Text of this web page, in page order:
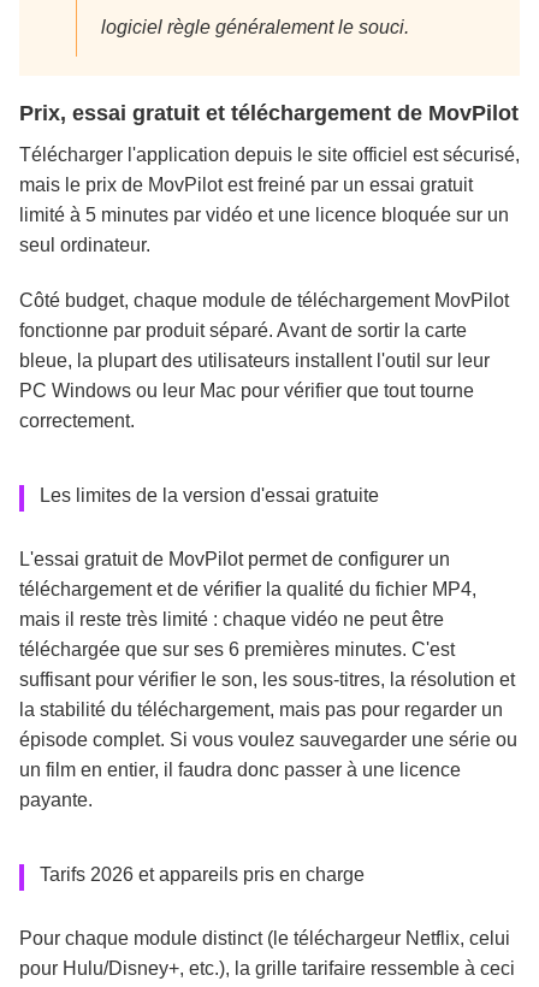
logiciel règle généralement le souci.
Prix, essai gratuit et téléchargement de MovPilot
Télécharger l'application depuis le site officiel est sécurisé,
mais le prix de MovPilot est freiné par un essai gratuit
limité à 5 minutes par vidéo et une licence bloquée sur un
seul ordinateur.
Côté budget, chaque module de téléchargement MovPilot
fonctionne par produit séparé. Avant de sortir la carte
bleue, la plupart des utilisateurs installent l'outil sur leur
PC Windows ou leur Mac pour vérifier que tout tourne
correctement.
Les limites de la version d'essai gratuite
L'essai gratuit de MovPilot permet de configurer un
téléchargement et de vérifier la qualité du fichier MP4,
mais il reste très limité : chaque vidéo ne peut être
téléchargée que sur ses 6 premières minutes. C'est
suffisant pour vérifier le son, les sous-titres, la résolution et
la stabilité du téléchargement, mais pas pour regarder un
épisode complet. Si vous voulez sauvegarder une série ou
un film en entier, il faudra donc passer à une licence
payante.
Tarifs 2026 et appareils pris en charge
Pour chaque module distinct (le téléchargeur Netflix, celui
pour Hulu/Disney+, etc.), la grille tarifaire ressemble à ceci